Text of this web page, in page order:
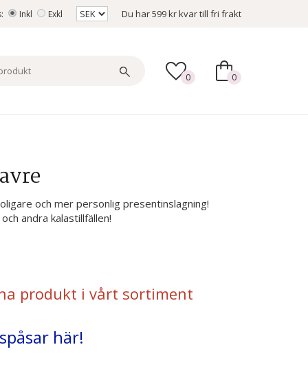
Inkl Exkl Du har599 krkvar till fri frakt
0 0
och mer personlig presentinslagning!
andra kalastillfällen!
produkt i vårt sortiment
här!